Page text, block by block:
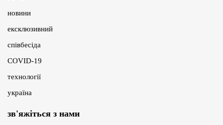
новини
ексклюзивний
співбесіда
COVID-19
технології
україна
зв'яжіться з нами